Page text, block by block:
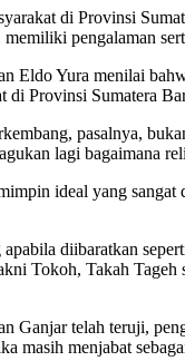
di Provinsi
pengalaman
Yura menilai
di Provinsi Sumatera
pasalnya,
lagi bagaimana
ideal yang
diibaratkan
Tokoh, Takah Tageh
Ganjar telah teruji,
masih menjabat